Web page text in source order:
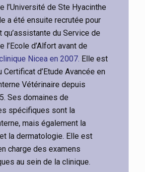
l’Université de Ste Hyacinthe
a été ensuite recrutée pour
qu’assistante du Service de
l’Ecole d’Alfort avant de
Nicea en 2007. Elle est
d’Etude Avancée en
Vétérinaire depuis
Ses domaines de
spécifiques sont la
mais également la
la dermatologie. Elle est
charge des examens
au sein de la clinique.